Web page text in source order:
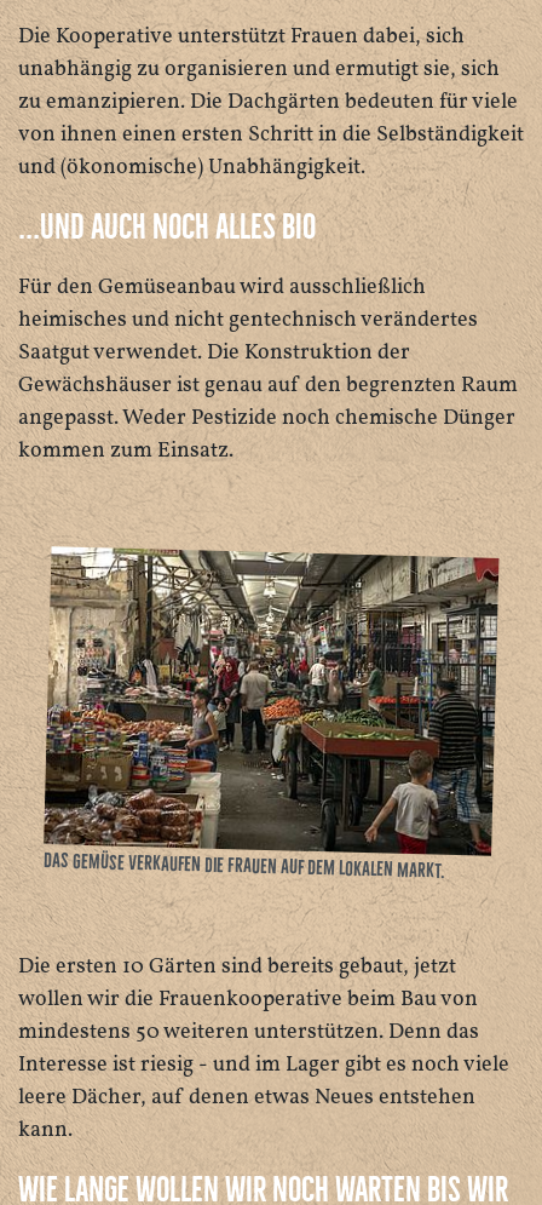
Die Kooperative unterstützt Frauen dabei, sich
unabhängig zu organisieren und ermutigt sie, sich
zu emanzipieren. Die Dachgärten bedeuten für viele
von ihnen einen ersten Schritt in die Selbständigkeit
und (ökonomische) Unabhängigkeit.
...und auch noch alles BIO
Für den Gemüseanbau wird ausschließlich
heimisches und nicht gentechnisch verändertes
Saatgut verwendet. Die Konstruktion der
Gewächshäuser ist genau auf den begrenzten Raum
angepasst. Weder Pestizide noch chemische Dünger
kommen zum Einsatz.
Das Gemüse verkaufen die Frauen auf dem lokalen Markt.
Die ersten 10 Gärten sind bereits gebaut, jetzt
wollen wir die Frauenkooperative beim Bau von
mindestens 50 weiteren unterstützen. Denn das
Interesse ist riesig - und im Lager gibt es noch viele
leere Dächer, auf denen etwas Neues entstehen
kann.
Wie lange wollen wir noch warten bis wir